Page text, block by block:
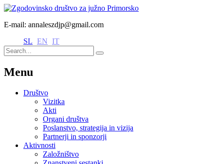
E-mail: annaleszdjp@gmail.com
SL EN IT
Menu
Društvo
Vizitka
Akti
Organi društva
Poslanstvo, strategija in vizija
Partnerji in sponzorji
Aktivnosti
Založništvo